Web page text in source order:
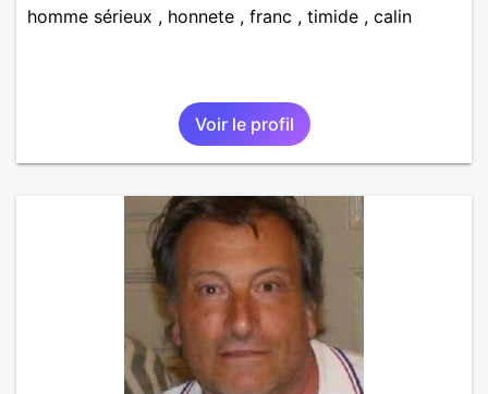
homme sérieux , honnete , franc , timide , calin
Voir le profil